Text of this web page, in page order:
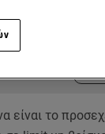
περισσότερα
είναι το